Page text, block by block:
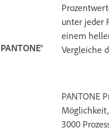
PANTONE®
unter jeder
einem
Vergleiche
PANTONE
3000